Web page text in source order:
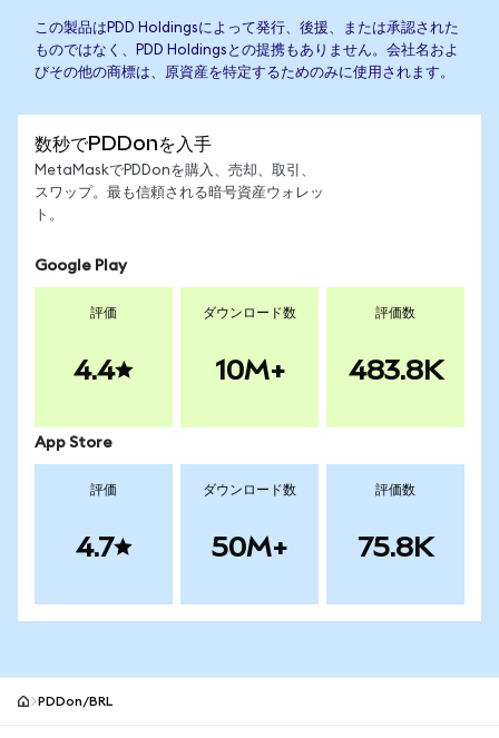
この製品はPDD Holdingsによって発行、後援、または承認された
ものではなく、PDD Holdingsとの提携もありません。会社名およ
びその他の商標は、原資産を特定するためのみに使用されます。
数秒でPDDonを入手
MetaMaskでPDDonを購入、売却、取引、
スワップ。最も信頼される暗号資産ウォレッ
ト。
Google Play
評価
4.4
ダウンロード数
10M+
評価数
483.8K
App Store
評価
4.7
ダウンロード数
50M+
評価数
75.8K
PDDon/BRL